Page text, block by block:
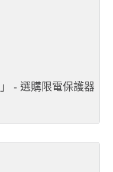
- 選購限電保護器